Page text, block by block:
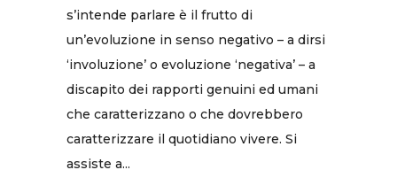
s’intende parlare è il frutto di
un’evoluzione in senso negativo – a dirsi
‘involuzione’ o evoluzione ‘negativa’ – a
discapito dei rapporti genuini ed umani
che caratterizzano o che dovrebbero
caratterizzare il quotidiano vivere. Si
assiste a...